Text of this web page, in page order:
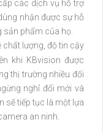
các dịch vụ hỗ trợ
nhận được sự hỗ
sản phẩm của họ.
chất lượng, độ tin cậy
khi KBvision được
thị trường nhiều đối
nghỉ đổi mới và
sẽ tiếp tục là một lựa
an ninh.